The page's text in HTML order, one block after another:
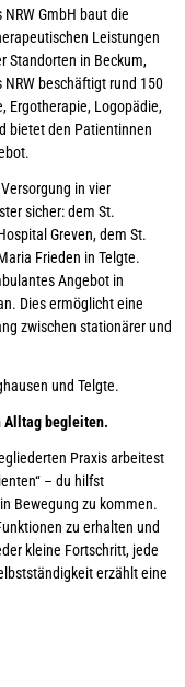
GmbH baut die
Leistungen
Standorten in Beckum,
beschäftigt rund 150
Ergotherapie, Logopädie,
bietet den Patientinnen
in vier
sicher: dem St.
Greven, dem St.
Frieden in Telgte.
Angebot in
Dies ermöglicht eine
zwischen stationärer und
und Telgte.
Alltag begleiten.
Praxis arbeitest
– du hilfst
Bewegung zu kommen.
zu erhalten und
kleine Fortschritt, jede
erzählt eine